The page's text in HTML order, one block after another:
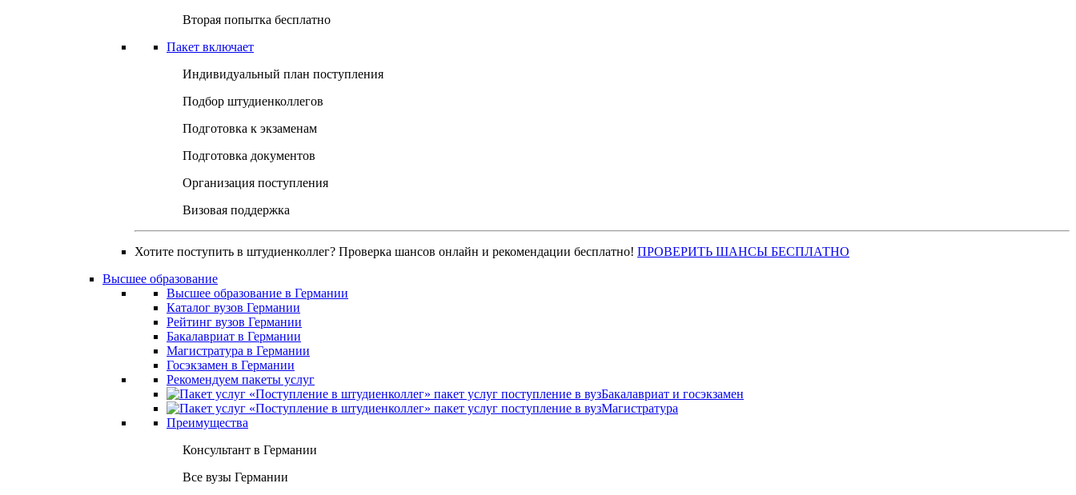
Вторая попытка бесплатно
Пакет включает
Индивидуальный план поступления
Подбор штудиенколлегов
Подготовка к экзаменам
Подготовка документов
Организация поступления
Визовая поддержка
Хотите поступить в штудиенколлег? Проверка шансов онлайн и рекомендации бесплатно! ПРОВЕРИТЬ ШАНСЫ БЕСПЛАТНО
Высшее образование
Высшее образование в Германии
Каталог вузов Германии
Рейтинг вузов Германии
Бакалавриат в Германии
Магистратура в Германии
Госэкзамен в Германии
Рекомендуем пакеты услуг
Бакалавриат и госэкзамен
Магистратура
Преимущества
Консультант в Германии
Все вузы Германии